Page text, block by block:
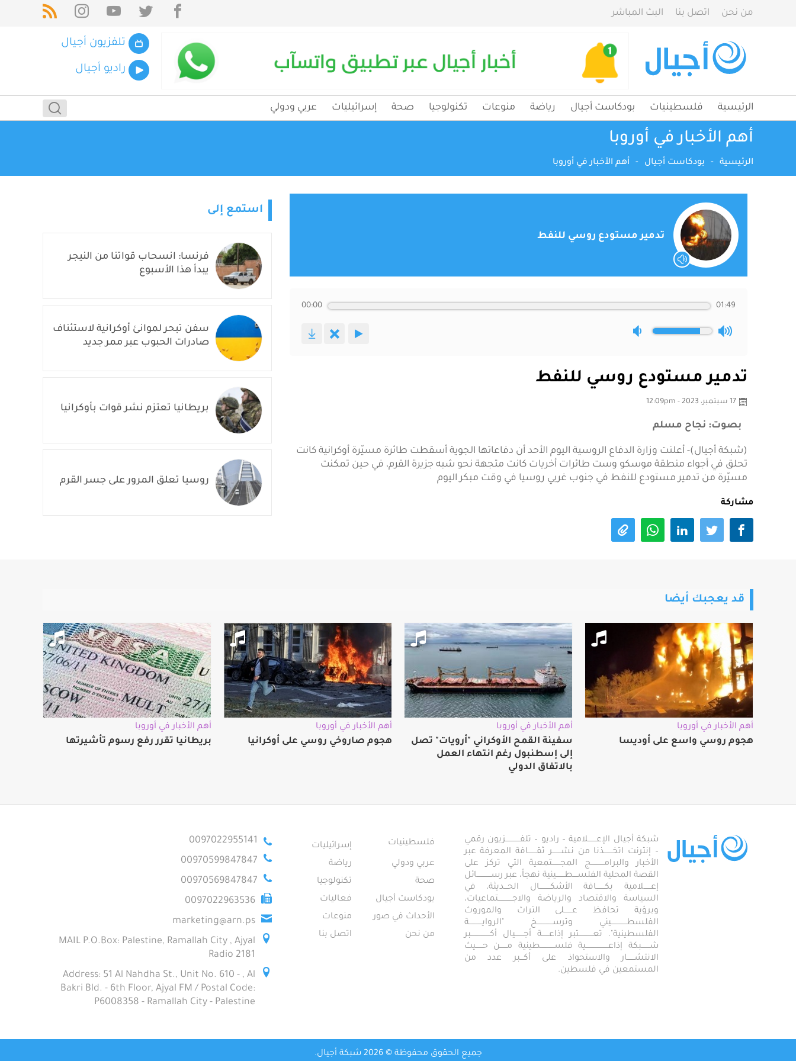
من نحن اتصل بنا البث المباشر
تلفزيون أجيال
راديو أجيال
الرئيسية فلسطينيات بودكاست أجيال رياضة منوعات تكنولوجيا صحة إسرائيليات عربي ودولي
أهم الأخبار في أوروبا
الرئيسية - بودكاست أجيال - أهم الأخبار في أوروبا
تدمير مستودع روسي للنفط
00:00 01:49
تدمير مستودع روسي للنفط
17 سبتمبر، 2023 - 12:09pm
بصوت: نجاح مسلم
(شبكة أجيال)- أعلنت وزارة الدفاع الروسية اليوم الأحد أن دفاعاتها الجوية أسقطت طائرة مسيّرة أوكرانية كانت
تحلق في أجواء منطقة موسكو وست طائرات أخريات كانت متجهة نحو شبه جزيرة القرم، في حين تمكنت
مسيّرة من تدمير مستودع للنفط في جنوب غربي روسيا في وقت مبكر اليوم
مشاركة
استمع إلى
فرنسا: انسحاب قواتنا من النيجر
يبدأ هذا الأسبوع
سفن تبحر لموانئ أوكرانية لاستئناف
صادرات الحبوب عبر ممر جديد
بريطانيا تعتزم نشر قوات بأوكرانيا
روسيا تعلق المرور على جسر القرم
قد يعجبك أيضا
أهم الأخبار في أوروبا
هجوم روسي واسع على أوديسا
أهم الأخبار في أوروبا
سفينة القمح الأوكراني "أرويات" تصل
إلى إسطنبول رغم انتهاء العمل
بالاتفاق الدولي
أهم الأخبار في أوروبا
هجوم صاروخي روسي على أوكرانيا
أهم الأخبار في أوروبا
بريطانيا تقرر رفع رسوم تأشيرتها
شبكة أجيال الإعـــــــلامية – راديو – تلفــــــــــــزيون رقمي
– إنترنت اتخـــــــذنا من نشـــــــر ثقـــــــافة المعرفة عبر
الأخبار والبرامـــــــــــج المجـــــــتمعية التي تركز على
القصة المحلية الفلســــطـــــــينية نهجاً، عبر رســــــــــــائل
إعــــــلامية بكـــــــافة الأشكـــــــــال الحـــديثة، في
السياسة والاقتصاد والرياضة والاجــــــــــــتماعيات،
وبرؤية تحافظ عـــــــلى التراث والموروث
الفلسطـــــــــــــيني وترســـــــــــــخ "الروايـــــــــــة
الفلسطينية". تعــــــــــــتبر إذاعــــــة أجـــــــيال أكــــــــــــــــبر
شـــــــبكة إذاعـــــــــــــــــــية فلســــــــــــطينية مــــــن حــــــيث
الانتشــــــار والاستحواذ على أكـــبر عدد من
المستمعين في فلسطين.
فلسطينيات
إسرائيليات
عربي ودولي
رياضة
صحة
تكنولوجيا
بودكاست أجيال
فعاليات
الأحداث في صور
منوعات
من نحن
اتصل بنا
0097022955141
00970599847847
00970569847847
0097022963536
marketing@arn.ps
MAIL P.O.Box: Palestine, Ramallah City , Ajyal
Radio 2181
Address: 51 Al Nahdha St., Unit No. 610 - , Al
Bakri Bld. - 6th Floor, Ajyal FM / Postal Code:
P6008358 - Ramallah City - Palestine
جميع الحقوق محفوظة © 2026 شبكة أجيال.